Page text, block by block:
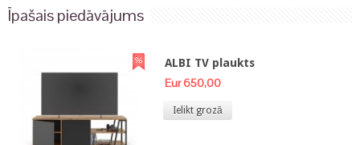
Īpašais piedāvājums
ALBI TV plaukts
Eur 650,00
Ielikt grozā